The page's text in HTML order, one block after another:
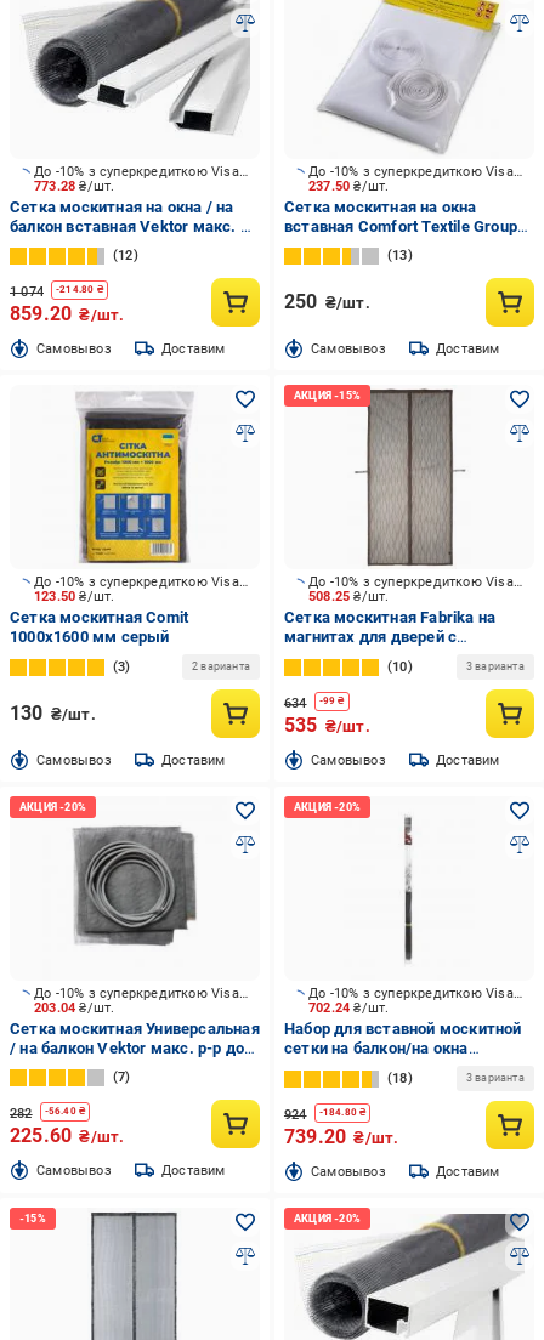
773.28₴/шт.
До -10% з суперкредиткою Visa Вигода
Сетка москитная на окна / на
балкон вставная Vektor макс. р-
р до 1500х750 мм серый
12
1 074 -214.80 ₴
859.20 ₴/шт.
Cамовывоз Доставим
237.50₴/шт.
До -10% з суперкредиткою Visa Вигода
Сетка москитная на окна
вставная Comfort Textile Group
на липучке 1300х1500 мм белый
13
250 ₴/шт.
Cамовывоз Доставим
123.50₴/шт.
До -10% з суперкредиткою Visa Вигода
Сетка москитная Comit
1000х1600 мм серый
3 2 варианта
130 ₴/шт.
Cамовывоз Доставим
508.25₴/шт.
До -10% з суперкредиткою Visa Вигода
Сетка москитная Fabrika на
магнитах для дверей с
подхватом 2000х920 мм мокко
10 3 варианта
634 -99 ₴
535 ₴/шт.
Cамовывоз Доставим
203.04₴/шт.
До -10% з суперкредиткою Visa Вигода
Сетка москитная Универсальная
/ на балкон Vektor макс. р-р до
1600х800 мм серый
7
282 -56.40₴
225.60 ₴/шт.
Cамовывоз Доставим
702.24₴/шт.
До -10% з суперкредиткою Visa Вигода
Набор для вставной москитной
сетки на балкон/на окна
наружная Rollotex Сделай сам
1500х750 мм белый
18 3 варианта
924 -184.80₴
739.20 ₴/шт.
Cамовывоз Доставим